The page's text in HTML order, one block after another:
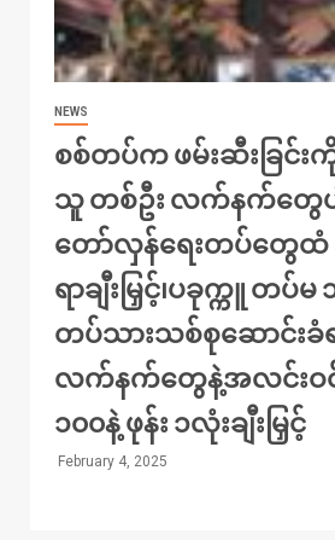
NEWS
စစ်တပ်က ဖမ်းဆီးခြင်း
သူ တစ်ဦး လက်နက်တွေပ
တော်လှန်ရေးတပ်တွေ
ရာချီးမြှင့်၊ပခုက္ကူ တပ်
တပ်သားသစ်စုဆောင်း
လက်နက်တွေနဲ့အလင်းဝ
၁၀၀နဲ့ ဖုန်း ၁လုံးချီးမြှင့်
February 4, 2025